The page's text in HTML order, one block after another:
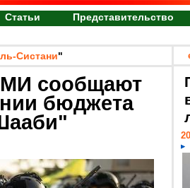
Статьи Представительство
Систани"
сообщают
бюджета